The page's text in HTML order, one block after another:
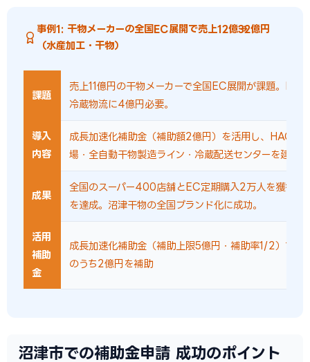
事例1: 干物メーカーの全国EC展開で売上12億→32億円
（水産加工・干物）
課題
売上11億円の干物メーカーで全国EC展開が課題。
冷蔵物流に4億円必要。
導入
内容
成長加速化補助金（補助額2億円）を活用し、HACCP
場・全自動干物製造ライン・冷蔵配送センターを建設。
成果
全国のスーパー400店舗とEC定期購入2万人を獲得し
を達成。沼津干物の全国ブランド化に成功。
活用
補助
金
成長加速化補助金（補助上限5億円・補助率1/2）で設
のうち2億円を補助
沼津市での補助金申請 成功のポイント